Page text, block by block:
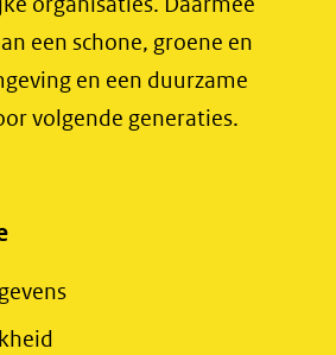
een schone, groene en
en een duurzame
volgende generaties.